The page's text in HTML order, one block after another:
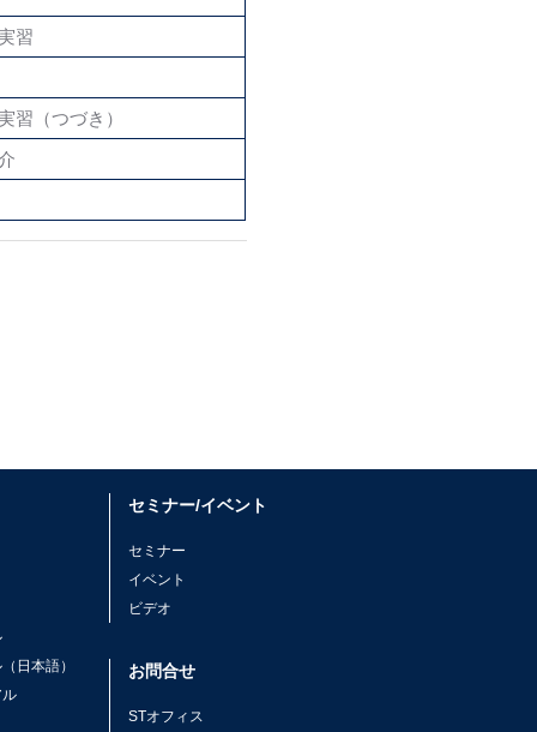
習
習（つづき）
日本語）
セミナー/イベント
セミナー
イベント
ビデオ
お問合せ
STオフィス